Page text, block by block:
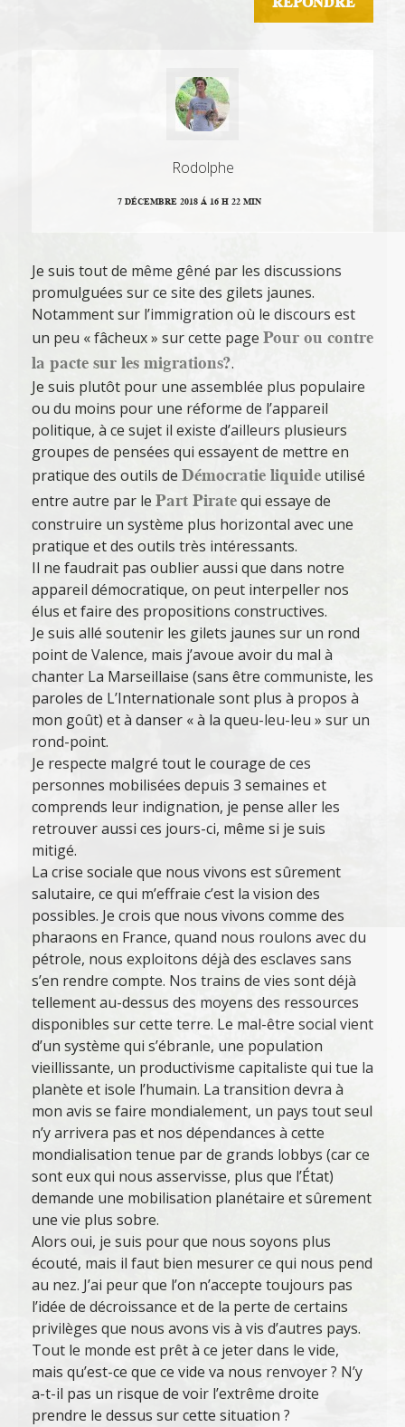
Rodolphe
7 DÉCEMBRE 2018 Á 16 H 22 MIN
Je suis tout de même gêné par les discussions
promulguées sur ce site des gilets jaunes.
Notamment sur l’immigration où le discours est
un peu « fâcheux » sur cette page Pour ou contre
la pacte sur les migrations?.
Je suis plutôt pour une assemblée plus populaire
ou du moins pour une réforme de l’appareil
politique, à ce sujet il existe d’ailleurs plusieurs
groupes de pensées qui essayent de mettre en
pratique des outils de Démocratie liquide utilisé
entre autre par le Part Piratequi essaye de
construire un système plus horizontal avec une
pratique et des outils très intéressants.
Il ne faudrait pas oublier aussi que dans notre
appareil démocratique, on peut interpeller nos
élus et faire des propositions constructives.
Je suis allé soutenir les gilets jaunes sur un rond
point de Valence, mais j’avoue avoir du mal à
chanter La Marseillaise (sans être communiste, les
paroles de L’Internationale sont plus à propos à
mon goût) et à danser « à la queu-leu-leu » sur un
rond-point.
Je respecte malgré tout le courage de ces
personnes mobilisées depuis 3 semaines et
comprends leur indignation, je pense aller les
retrouver aussi ces jours-ci, même si je suis
mitigé.
La crise sociale que nous vivons est sûrement
salutaire, ce qui m’effraie c’est la vision des
possibles. Je crois que nous vivons comme des
pharaons en France, quand nous roulons avec du
pétrole, nous exploitons déjà des esclaves sans
s’en rendre compte. Nos trains de vies sont déjà
tellement au-dessus des moyens des ressources
disponibles sur cette terre. Le mal-être social vient
d’un système qui s’ébranle, une population
vieillissante, un productivisme capitaliste qui tue la
planète et isole l’humain. La transition devra à
mon avis se faire mondialement, un pays tout seul
n’y arrivera pas et nos dépendances à cette
mondialisation tenue par de grands lobbys (car ce
sont eux qui nous asservisse, plus que l’État)
demande une mobilisation planétaire et sûrement
une vie plus sobre.
Alors oui, je suis pour que nous soyons plus
écouté, mais il faut bien mesurer ce qui nous pend
au nez. J’ai peur que l’on n’accepte toujours pas
l’idée de décroissance et de la perte de certains
privilèges que nous avons vis à vis d’autres pays.
Tout le monde est prêt à ce jeter dans le vide,
mais qu’est-ce que ce vide va nous renvoyer ? N’y
a-t-il pas un risque de voir l’extrême droite
prendre le dessus sur cette situation ?